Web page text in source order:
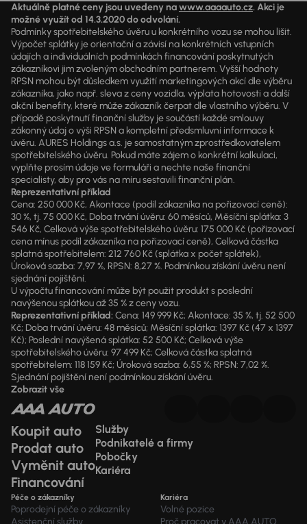
Aktuálně platné ceny jsou uvedeny nawww.aaaauto.cz. Akci je
možné využít od 14.3.2020 do odvolání.
Podmínky spotřebitelského úvěru u konkrétního vozu se mohou lišit.
Výpočet splátky je orientační a závisí na konkrétních vstupních
údajích a individuálních podmínkách financování poskytnutých
zákazníkovi jim zvoleným obchodním partnerem. Vyšší hodnoty
RPSN mohou být důsledkem využití marketingových akcí dle výběru
zákazníka, jako např. sleva z ceny vozidla, výplata hotovosti a další
akční benefity, které může zákazník čerpat dle vlastního výběru. V
případě poskytnutí finanční služby je součástí každé smlouvy
zákonný údaj o výši RPSN a kompletní předsmluvní informace k
úvěru. AURES Holdings a.s. je samostatným zprostředkovatelem
spotřebitelského úvěru. Pokud máte zájem o konkrétní kalkulaci,
vyplňte prosím údaje ve formuláři a nechte naše finanční
specialisty, aby pro vás na míru sestavili finanční plán.
Reprezentativní příklad
Cena: 250 000 Kč, Akontace (podíl zákazníka na pořizovací ceně):
30 %, tj. 75 000 Kč, Doba trvání úvěru: 60 měsíců, Měsíční splátka: 3
546 Kč, Celková výše spotřebitelského úvěru: 175 000 Kč (pořizovací
cena mínus podíl zákazníka na pořizovací ceně), Celková částka
splatná spotřebitelem: 212 760 Kč (splátka x počet splátek),
Úroková sazba: 7,97 %, RPSN: 8,27 %. Podmínkou získání úvěru není
sjednání pojištění.
U výpočtu financování může být použit produkt s poslední
navýšenou splátkou až 35 % z ceny vozu.
Reprezentativní příklad:Cena: 149 999 Kč; Akontace: 35 %, tj. 52 500
Kč; Doba trvání úvěru: 48 měsíců; Měsíční splátka: 1397 Kč (47 x 1397
Kč); Poslední navýšená splátka: 52 500 Kč; Celková výše
spotřebitelského úvěru: 97 499 Kč; Celková částka splatná
spotřebitelem: 118 159 Kč; Úroková sazba: 6,55 %; RPSN: 7,02 %.
Sjednání pojištění není podmínkou získání úvěru.
Zobrazit vše
Koupit auto
Prodat auto
Vyměnit auto
Financování
Služby
Podnikatelé a firmy
Pobočky
Kariéra
Péče o zákazníky
Poprodejní péče o zákazníky
Asistenční služby
Kariéra
Volné pozice
Proč pracovat v AAA AUTO